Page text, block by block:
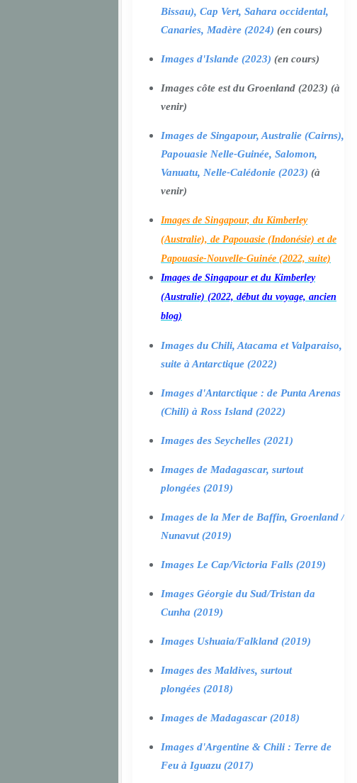
Bissau), Cap Vert, Sahara occidental,
Canaries, Madère (2024) (en cours)
Images d'Islande (2023) (en cours)
Images côte est du Groenland (2023) (à
venir)
Images de Singapour, Australie (Cairns),
Papouasie Nelle-Guinée, Salomon,
Vanuatu, Nelle-Calédonie (2023) (à
venir)
Images de Singapour, du Kimberley
(Australie), de Papouasie (Indonésie) et de
Papouasie-Nouvelle-Guinée (2022, suite)
Images de Singapour et du Kimberley
(Australie) (2022, début du voyage, ancien
blog)
Images du Chili, Atacama et Valparaiso,
suite à Antarctique (2022)
Images d'Antarctique : de Punta Arenas
(Chili) à Ross Island (2022)
Images des Seychelles (2021)
Images de Madagascar, surtout
plongées (2019)
Images de la Mer de Baffin, Groenland /
Nunavut (2019)
Images Le Cap/Victoria Falls (2019)
Images Géorgie du Sud/Tristan da
Cunha (2019)
Images Ushuaia/Falkland (2019)
Images des Maldives, surtout
plongées (2018)
Images de Madagascar (2018)
Images d'Argentine & Chili : Terre de
Feu à Iguazu (2017)